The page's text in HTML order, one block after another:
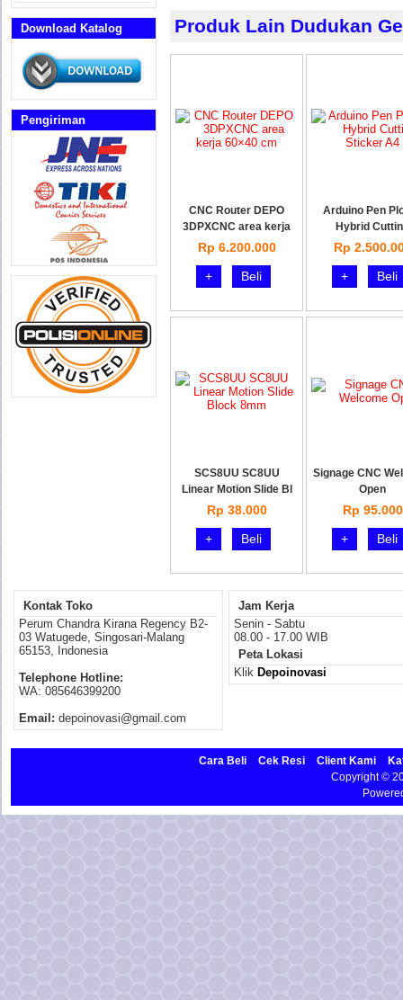
Download Katalog
Pengiriman
Produk Lain Dudukan
CNC Router DEPO
3DPXCNC area kerja
Rp 6.200.000
+
Beli
Arduino Pen
Hybrid
Rp
+
Beli
SCS8UU SC8UU
Linear Motion Slide Bl
Rp 38.000
+
Beli
Signage CNC
Open
Rp 95.000
+
Beli
Kontak Toko
Perum Chandra Kirana Regency B2-
03 Watugede, Singosari-Malang
65153, Indonesia
Telephone Hotline:
WA: 085646399200
Email: depoinovasi@gmail.com
Jam Kerja
Senin - Sabtu
08.00 - 17.00 WIB
Peta Lokasi
Klik Depoinovasi
Cara Beli Cek Resi Client Kami
Copyright ©